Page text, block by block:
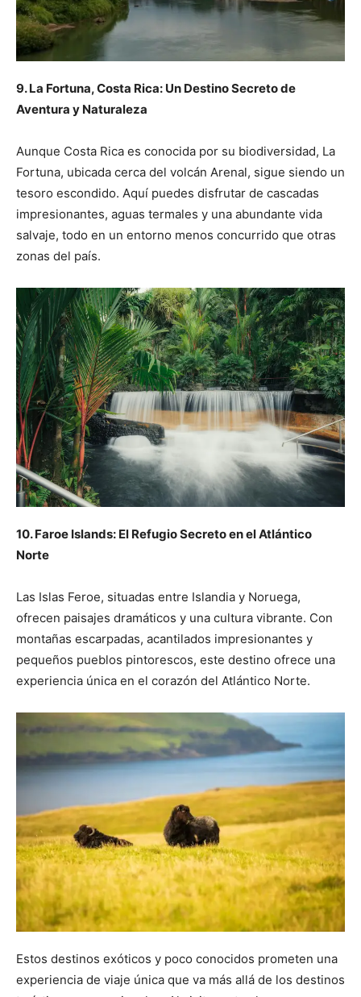
9. La Fortuna, Costa Rica: Un Destino Secreto de
Aventura y Naturaleza
Aunque Costa Rica es conocida por su biodiversidad, La
Fortuna, ubicada cerca del volcán Arenal, sigue siendo un
tesoro escondido. Aquí puedes disfrutar de cascadas
impresionantes, aguas termales y una abundante vida
salvaje, todo en un entorno menos concurrido que otras
zonas del país.
10. Faroe Islands: El Refugio Secreto en el Atlántico
Norte
Las Islas Feroe, situadas entre Islandia y Noruega,
ofrecen paisajes dramáticos y una cultura vibrante. Con
montañas escarpadas, acantilados impresionantes y
pequeños pueblos pintorescos, este destino ofrece una
experiencia única en el corazón del Atlántico Norte.
Estos destinos exóticos y poco conocidos prometen una
experiencia de viaje única que va más allá de los destinos